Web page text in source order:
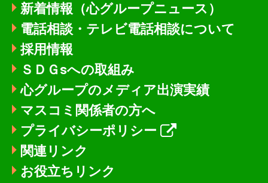
新着情報 （心グループニュース）
電話相談・テレビ電話相談について
採用情報
ＳＤＧsへの取組み
心グループのメディア出演実績
マスコミ関係者の方へ
プライバシーポリシー
関連リンク
お役立ちリンク